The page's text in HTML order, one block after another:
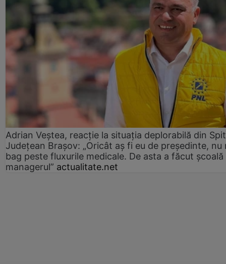
Adrian Veștea, reacție la situația deplorabilă din
Județean Brașov: „Oricât aș fi eu de președinte, nu
bag peste fluxurile medicale. De asta a făcut școală
managerul” actualitate.net